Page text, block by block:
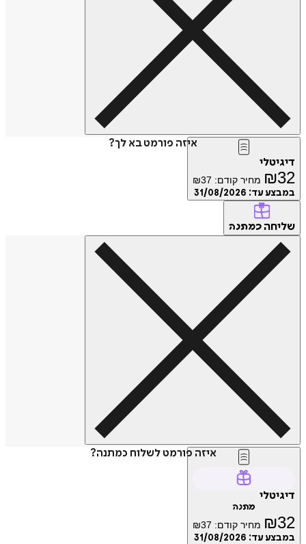
איזה פורמט בא לך?
דיגיטלי
₪32 מחיר קודם: ₪37
במבצע עד: 31/08/2026
שליחה כמתנה
איזה פורמט לשלוח כמתנה?
דיגיטלי
מתנה
₪32 מחיר קודם: ₪37
במבצע עד: 31/08/2026